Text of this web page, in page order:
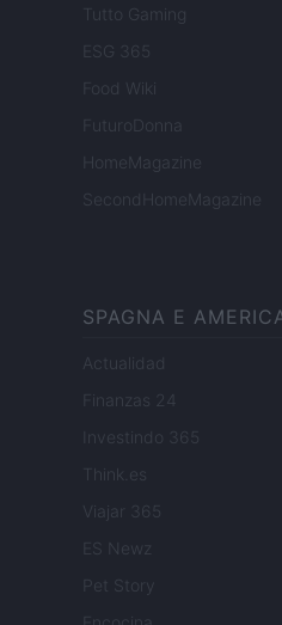
Tutto Gaming
ESG 365
Food Wiki
FuturoDonna
HomeMagazine
SecondHomeMagazine
SPAGNA E
Actualidad
Finanzas 24
Investindo 365
Think.es
Viajar 365
ES Newz
Pet Story